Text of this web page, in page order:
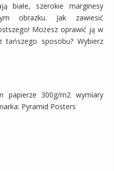
białe, szerokie marginesy
obrazku. Jak zawiesić
Możesz oprawić ją w
tańszego sposobu? Wybierz
papierze 300g/m2 wymiary
Pyramid Posters